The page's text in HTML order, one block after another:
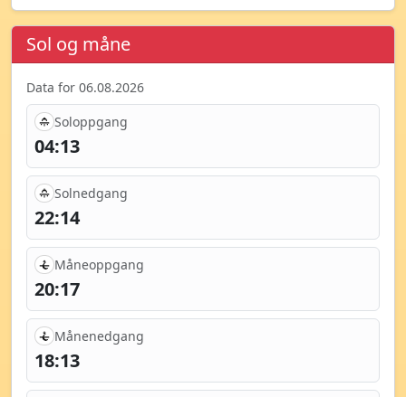
Sol og måne
Data for 06.08.2026
Soloppgang
04:13
Solnedgang
22:14
Måneoppgang
20:17
Månenedgang
18:13